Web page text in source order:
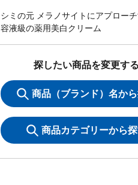
シミの元 メラノサイトにアプロー
容液級の薬用美白クリーム
探したい商品を変更する
商品（ブランド）名か
商品カテゴリーから